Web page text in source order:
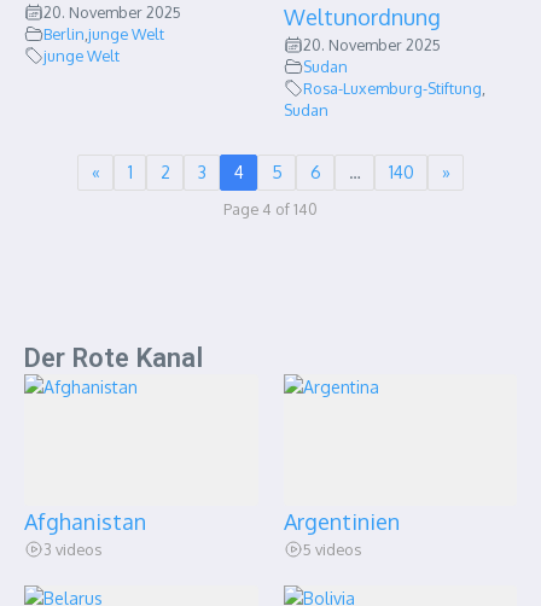
20. November 2025
Berlin junge Welt
junge Welt
Weltunordnung
20. November 2025
Sudan
Rosa-Luxemburg-Stiftung
Sudan
« 1 2 3 4 5 6 … 140 »
Page 4 of 140
Der Rote Kanal
Afghanistan
3 videos
Argentinien
5 videos